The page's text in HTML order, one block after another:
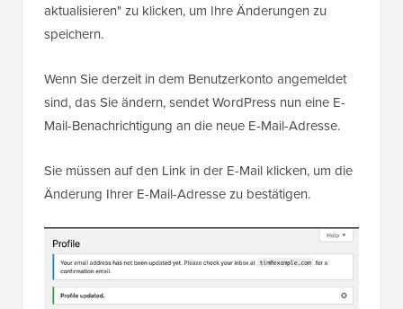
aktualisieren" zu klicken, um Ihre Änderungen zu
speichern.
Wenn Sie derzeit in dem Benutzerkonto angemeldet
sind, das Sie ändern, sendet WordPress nun eine E-
Mail-Benachrichtigung an die neue E-Mail-Adresse.
Sie müssen auf den Link in der E-Mail klicken, um die
Änderung Ihrer E-Mail-Adresse zu bestätigen.